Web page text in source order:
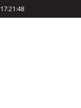
17:21:49